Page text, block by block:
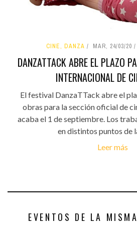
CINE, DANZA MAR, 24/03/20
DANZATTACK ABRE EL PLAZO
INTERNACIONAL DE
El festival DanzaTTack abre el
obras para la sección oficial de
acaba el 1 de septiembre. Los
en distintos puntos de la
Leer más
EVENTOS DE LA